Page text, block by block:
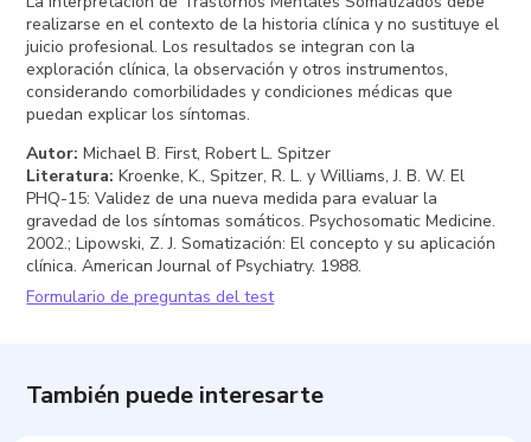
realizarse en el contexto de la historia clínica y no sustituye el
juicio profesional. Los resultados se integran con la
exploración clínica, la observación y otros instrumentos,
considerando comorbilidades y condiciones médicas que
puedan explicar los síntomas.
Autor: Michael B. First, Robert L. Spitzer
Literatura: Kroenke, K., Spitzer, R. L. y Williams, J. B. W. El
PHQ-15: Validez de una nueva medida para evaluar la
gravedad de los síntomas somáticos. Psychosomatic Medicine.
2002.; Lipowski, Z. J. Somatización: El concepto y su aplicación
clínica. American Journal of Psychiatry. 1988.
Formulario de preguntas del test
También puede interesarte